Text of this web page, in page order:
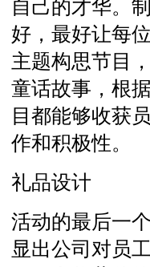
自己的才华。
好，最好让每
主题构思节目
童话故事，根
目都能够收获
作和积极性。
礼品设计
活动的最后一
显出公司对员